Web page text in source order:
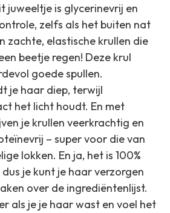
juweeltje is glycerinevrij en
zelfs als het buiten nat
zachte, elastische krullen die
beetje regen! Deze krul
goede spullen.
je haar diep, terwijl
het licht houdt. En met
je krullen veerkrachtig en
– super voor die van
lokken. En ja, het is 100%
je kunt je haar verzorgen
over de ingrediëntenlijst.
als je je haar wast en voel het